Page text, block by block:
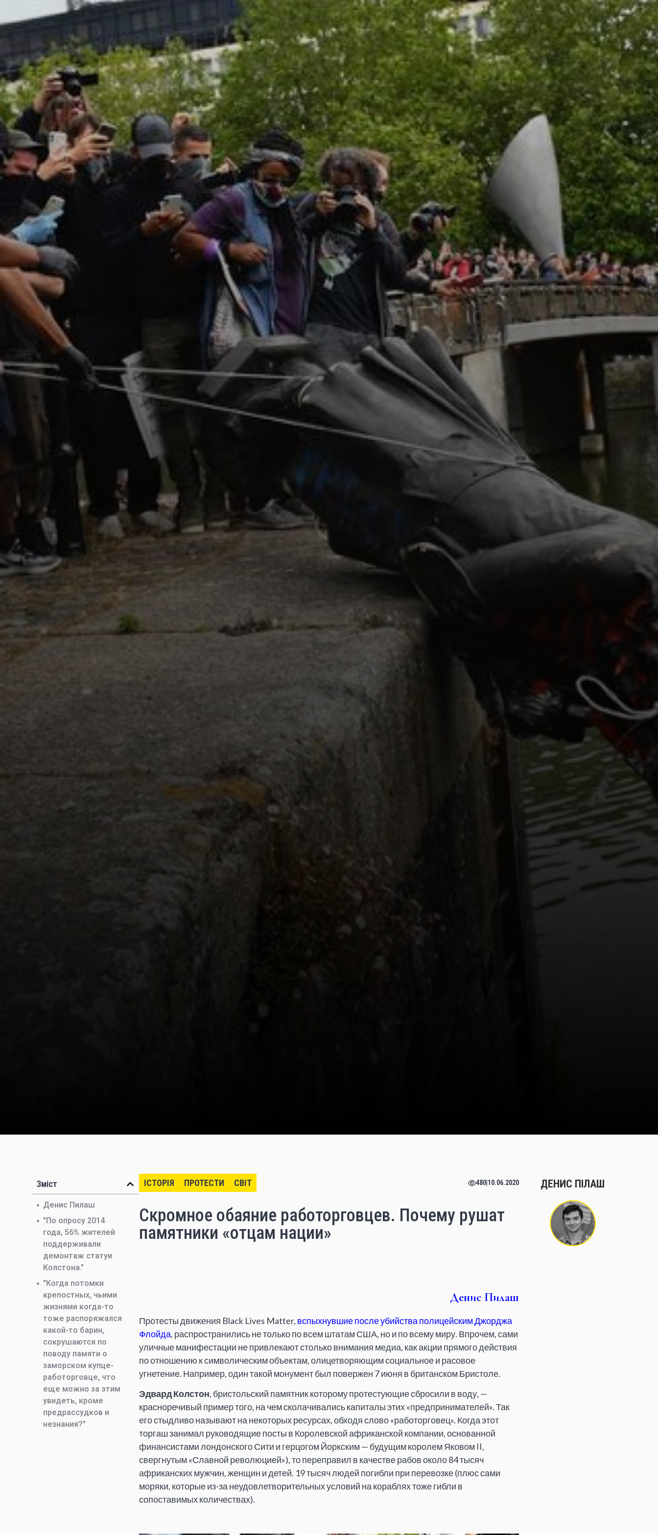
Зміст
Денис Пилаш
"По опросу 2014
года, 56% жителей
поддерживали
демонтаж статуи
Колстона."
"Когда потомки
крепостных, чьими
жизнями когда-то
тоже распоряжался
какой-то барин,
сокрушаются по
поводу памяти о
заморском купце-
работорговце, что
еще можно за этим
увидеть, кроме
предрассудков и
незнания?"
ІСТОРІЯ ПРОТЕСТИ СВІТ 480 10.06.2020
Скромное обаяние работорговцев. Почему рушат
памятники «отцам нации»
Денис Пилаш
Протесты движения Black Lives Matter, вспыхнувшие после убийства полицейским Джорджа
Флойда, распространились не только по всем штатам США, но и по всему миру. Впрочем, сами
уличные манифестации не привлекают столько внимания медиа, как акции прямого действия
по отношению к символическим объектам, олицетворяющим социальное и расовое
угнетение. Например, один такой монумент был повержен 7 июня в британском Бристоле.
Эдвард Колстон, бристольский памятник которому протестующие сбросили в воду, —
красноречивый пример того, на чем сколачивались капиталы этих «предпринимателей». Так
его стыдливо называют на некоторых ресурсах, обходя слово «работорговец». Когда этот
торгаш занимал руководящие посты в Королевской африканской компании, основанной
финансистами лондонского Сити и герцогом Йоркским — будущим королем Яковом II,
свергнутым «Славной революцией»), то переправил в качестве рабов около 84 тысяч
африканских мужчин, женщин и детей. 19 тысяч людей погибли при перевозке (плюс сами
моряки, которые из-за неудовлетворительных условий на кораблях тоже гибли в
сопоставимых количествах).
ДЕНИС ПІЛАШ